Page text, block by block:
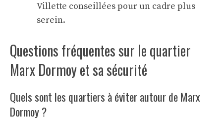
Villette conseillées pour un cadre plus
serein.
Questions fréquentes sur le quartier
Marx Dormoy et sa sécurité
Quels sont les quartiers à éviter autour de Marx
Dormoy ?